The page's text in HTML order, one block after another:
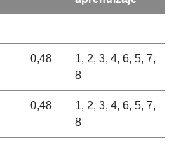
0,48
1, 2, 3, 4, 6, 5, 7,
8
0,48
1, 2, 3, 4, 6, 5, 7,
8